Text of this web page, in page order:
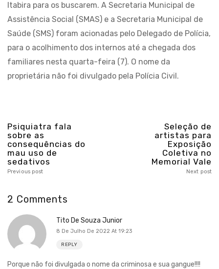
Itabira para os buscarem. A Secretaria Municipal de
Assistência Social (SMAS) e a Secretaria Municipal de
Saúde (SMS) foram acionadas pelo Delegado de Polícia,
para o acolhimento dos internos até a chegada dos
familiares nesta quarta-feira (7). O nome da
proprietária não foi divulgado pela Polícia Civil.
Psiquiatra fala
sobre as
consequências do
mau uso de
sedativos
Previous post
Seleção de
artistas para
Exposição
Coletiva no
Memorial Vale
Next post
2 Comments
Tito De Souza Junior
8 De Julho De 2022 At 19:23
REPLY
Porque não foi divulgada o nome da criminosa e sua gangue!!!!